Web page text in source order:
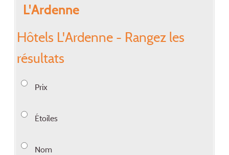
L'Ardenne
Hôtels L'Ardenne - Rangez les
résultats
Prix
Étoiles
Nom